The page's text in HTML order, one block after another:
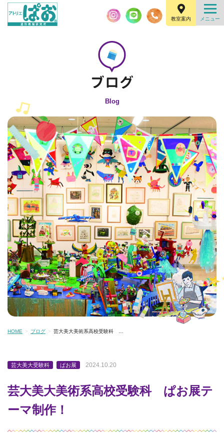
教室案内
Blog
HOME ブログ 芸大美大美術系高校受験科 …
芸大美大受験科 ぱお展 2024.10.20
芸大美大美術系高校受験科 ぱお展テ
ーマ制作！